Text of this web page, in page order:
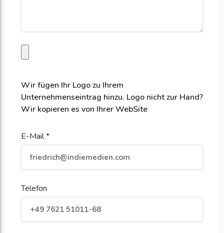
Wir fügen Ihr Logo zu Ihrem
Unternehmenseintrag hinzu. Logo nicht zur Hand?
Wir kopieren es von Ihrer WebSite
E-Mail *
Telefon